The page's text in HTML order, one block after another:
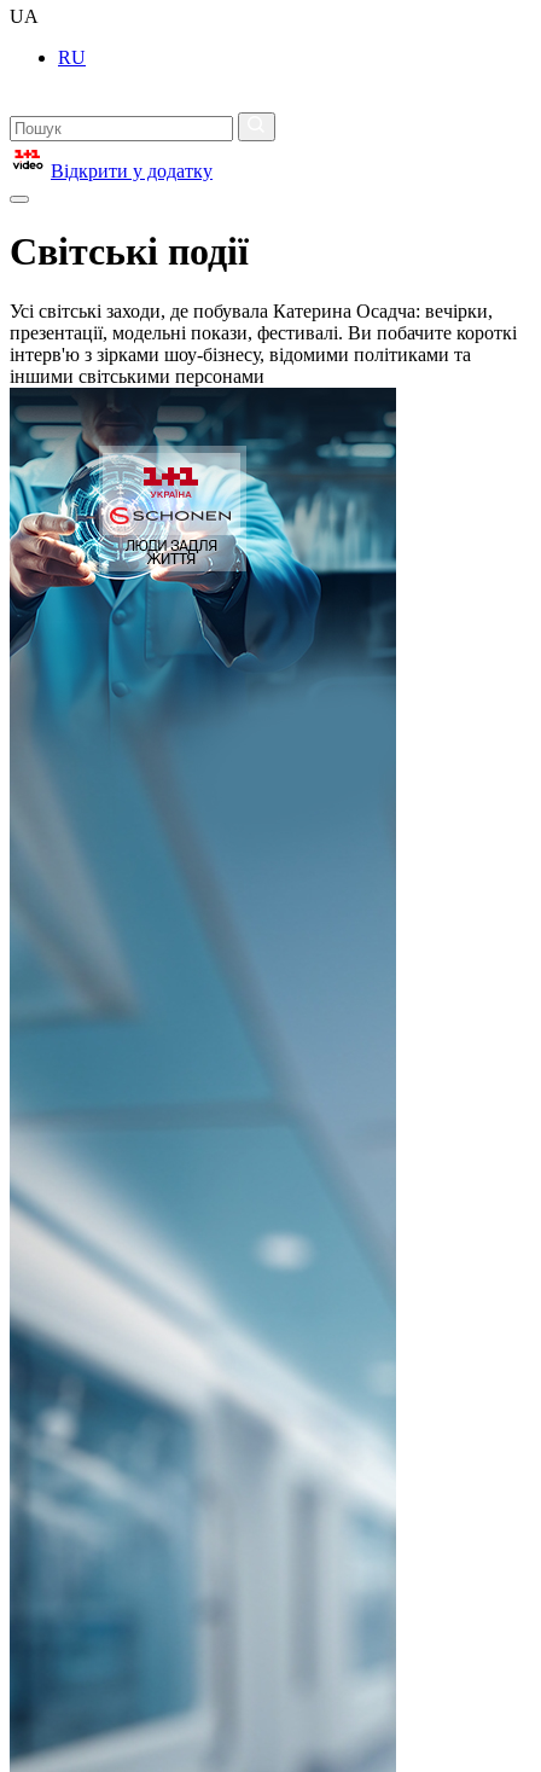
UA
RU
Відкрити у додатку
Світські події
Усі світські заходи, де побувала Катерина Осадча: вечірки,
презентації, модельні покази, фестивалі. Ви побачите короткі
інтерв'ю з зірками шоу-бізнесу, відомими політиками та
іншими світськими персонами